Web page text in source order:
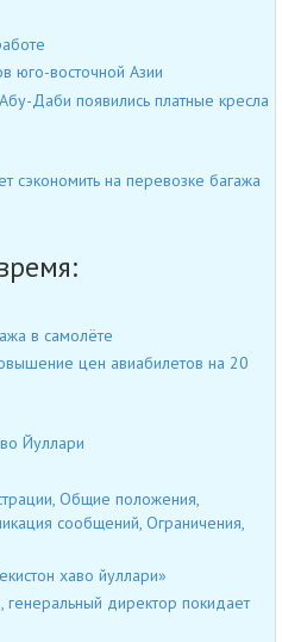
юго-восточной Азии
Даби появились платные кресла
на перевозке багажа
в самолёте
цен авиабилетов на 20
Йуллари
Общие положения,
сообщений, Ограничения,
хаво йуллари»
генеральный директор покидает